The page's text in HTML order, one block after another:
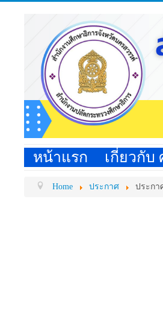
หน้าแรก เกี่ยวกับ
Home ประกาศ ประกา